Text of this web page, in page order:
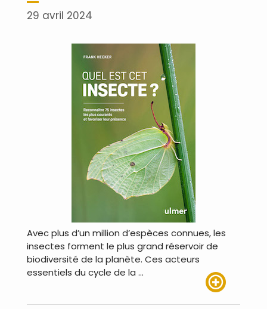
29 avril 2024
Avec plus d’un million d’espèces connues, les
insectes forment le plus grand réservoir de
biodiversité de la planète. Ces acteurs
essentiels du cycle de la …